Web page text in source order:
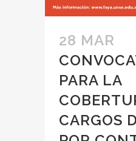
28 MAR
PARA LA
CARGOS